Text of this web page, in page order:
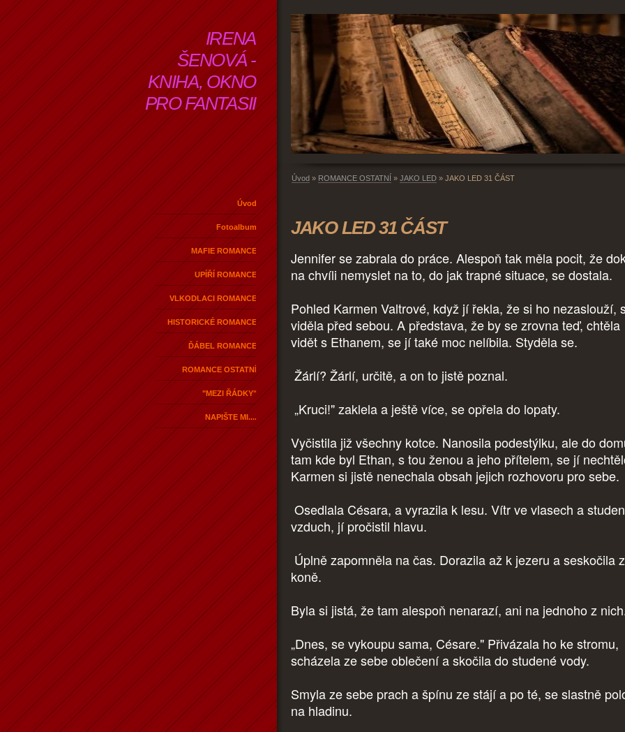
IRENA
ŠENOVÁ -
KNIHA, OKNO
PRO FANTASII
Úvod
Fotoalbum
MAFIE ROMANCE
UPÍŘÍ ROMANCE
VLKODLACI ROMANCE
HISTORICKÉ ROMANCE
ĎÁBEL ROMANCE
ROMANCE OSTATNÍ
"MEZI ŘÁDKY"
NAPIŠTE MI....
Úvod » ROMANCE OSTATNÍ » JAKO LED » JAKO LED 31 ČÁST
JAKO LED 31 ČÁST
Jennifer se zabrala do práce. Alespoň tak měla pocit, že
na chvíli nemyslet na to, do jak trapné situace, se dostala.
Pohled Karmen Valtrové, když jí řekla, že si ho nezaslouží,
viděla před sebou. A představa, že by se zrovna teď, chtěla
vidět s Ethanem, se jí také moc nelíbila. Styděla se.
Žárlí? Žárlí, určitě, a on to jistě poznal.
„Kruci!" zaklela a ještě více, se opřela do lopaty.
Vyčistila již všechny kotce. Nanosila podestýlku, ale do
tam kde byl Ethan, s tou ženou a jeho přítelem, se jí
Karmen si jistě nenechala obsah jejich rozhovoru pro sebe.
Osedlala Césara, a vyrazila k lesu. Vítr ve vlasech a
vzduch, jí pročistil hlavu.
Úplně zapomněla na čas. Dorazila až k jezeru a seskočila z
koně.
Byla si jistá, že tam alespoň nenarazí, ani na jednoho z
„Dnes, se vykoupu sama, Césare." Přivázala ho ke stromu,
scházela ze sebe oblečení a skočila do studené vody.
Smyla ze sebe prach a špínu ze stájí a po té, se slastně
na hladinu.